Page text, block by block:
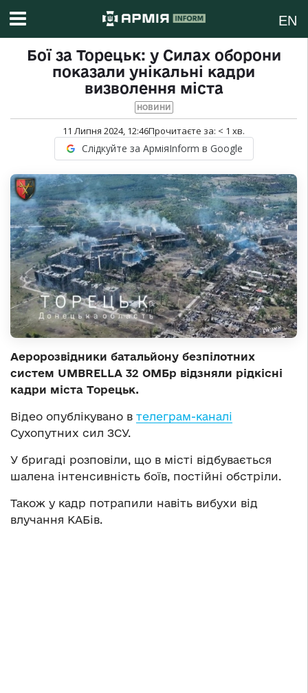
EN
Бої за Торецьк: у Силах оборони
показали унікальні кадри
визволення міста
НОВИНИ
11 Липня 2024, 12:46Прочитаєте за: < 1 хв.
Слідкуйте за АрміяInform в Google
Аеророзвідники батальйону безпілотних
систем UMBRELLA 32 ОМБр відзняли рідкісні
кадри міста Торецьк.
Відео опублікувано в телеграм-каналі
Сухопутних сил ЗСУ.
У бригаді розповіли, що в місті відбувається
шалена інтенсивність боїв, постійні обстріли.
Також у кадр потрапили навіть вибухи від
влучання КАБів.